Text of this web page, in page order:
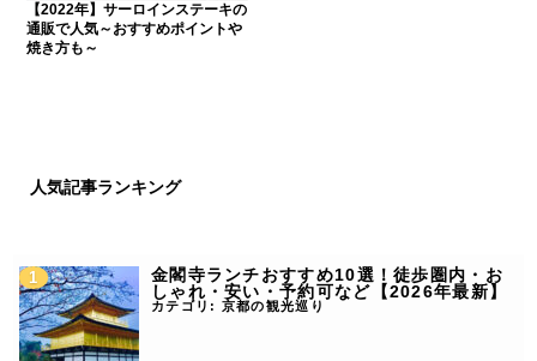
【2022年】サーロインステーキの
通販で人気～おすすめポイントや
焼き方も～
人気記事ランキング
金閣寺ランチおすすめ10選！徒歩圏内・お
しゃれ・安い・予約可など【2026年最新】
カテゴリ: 京都の観光巡り